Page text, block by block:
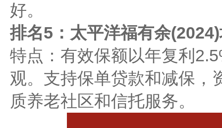
好。
排名5：太平洋福有余
特点：有效保额以年复利
观。支持保单贷款和减保，
质养老社区和信托服务。